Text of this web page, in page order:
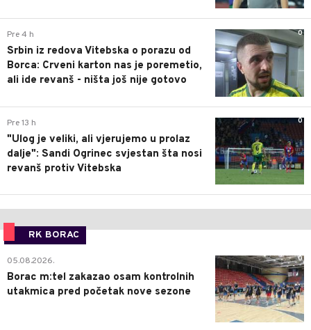
0
Pre 4 h
Srbin iz redova Vitebska o porazu od
Borca: Crveni karton nas je poremetio,
ali ide revanš - ništa još nije gotovo
0
Pre 13 h
"Ulog je veliki, ali vjerujemo u prolaz
dalje": Sandi Ogrinec svjestan šta nosi
revanš protiv Vitebska
RK BORAC
0
05.08.2026.
Borac m:tel zakazao osam kontrolnih
utakmica pred početak nove sezone